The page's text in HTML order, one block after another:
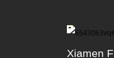
Xiamen